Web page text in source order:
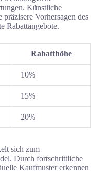
Künstliche
Vorhersagen des
Rabattangebote.
Rabatthöhe
10%
15%
20%
sich zum
Durch fortschrittliche
Kaufmuster erkennen